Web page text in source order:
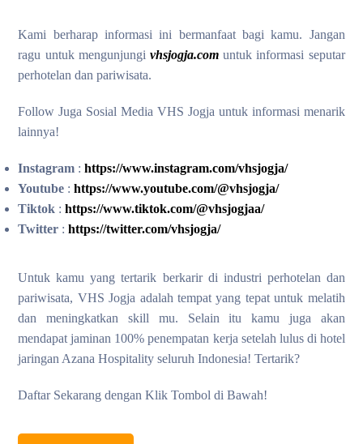
Kami berharap informasi ini bermanfaat bagi kamu. Jangan
ragu untuk mengunjungi vhsjogja.com untuk informasi seputar
perhotelan dan pariwisata.
Follow Juga Sosial Media VHS Jogja untuk informasi menarik
lainnya!
Instagram : https://www.instagram.com/vhsjogja/
Youtube : https://www.youtube.com/@vhsjogja/
Tiktok : https://www.tiktok.com/@vhsjogjaa/
Twitter :https://twitter.com/vhsjogja/
Untuk kamu yang tertarik berkarir di industri perhotelan dan
pariwisata, VHS Jogja adalah tempat yang tepat untuk melatih
dan meningkatkan skill mu. Selain itu kamu juga akan
mendapat jaminan 100% penempatan kerja setelah lulus di hotel
jaringan Azana Hospitality seluruh Indonesia! Tertarik?
Daftar Sekarang dengan Klik Tombol di Bawah!